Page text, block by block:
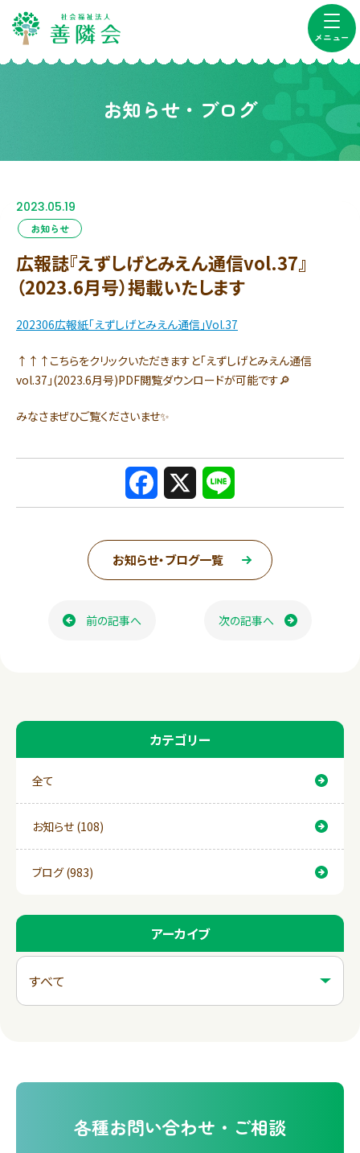
メニュー
お知らせ・ブログ
2023.05.19
お知らせ
広報誌『えずしげとみえん通信vol.37』
（2023.6月号）掲載いたします
202306広報紙「えずしげとみえん通信」Vol.37
↑↑↑こちらをクリックいただきますと「えずしげとみえん通信
vol.37」(2023.6月号)PDF閲覧ダウンロードが可能です🔎
みなさまぜひご覧くださいませ✨
F
c
e
b
L
n
e
お知らせ・ブログ一覧
前の記事へ 次の記事へ
カテゴリー
全て
お知らせ (108)
ブログ (983)
アーカイブ
各種お問い合わせ・ご相談